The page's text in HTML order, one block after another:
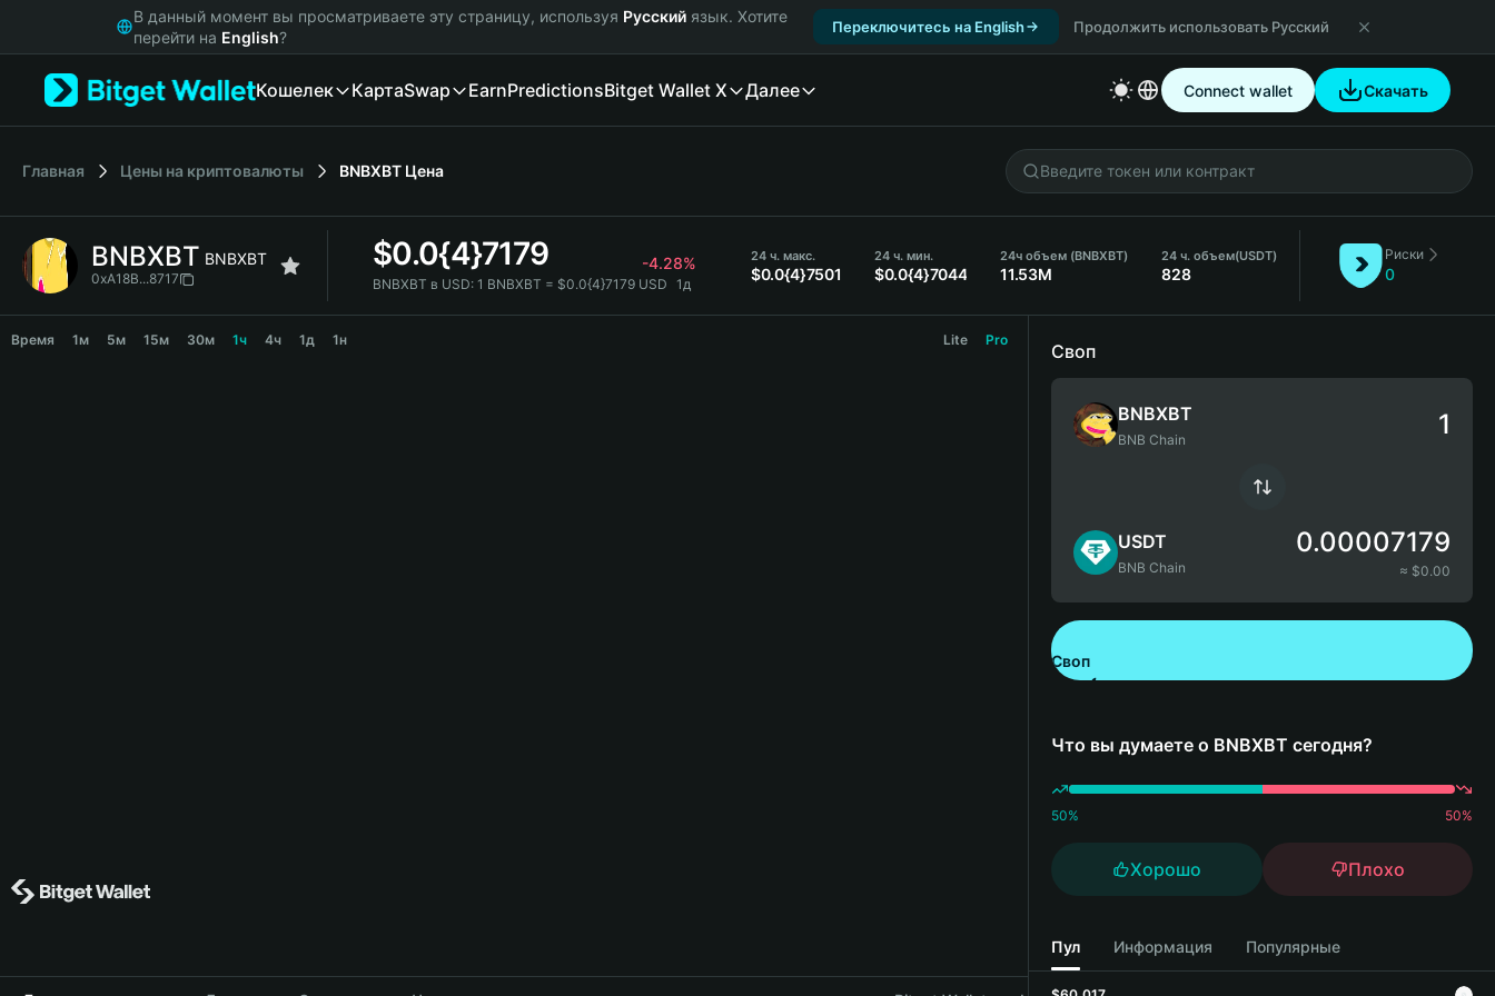
Русский
Italiano
简体中文
繁體中文
Bahasa Indonesia
В данный момент вы просматриваете эту страницу, используя Русский язык. Хотите
перейти на English?
Переключитесь на English Продолжить использовать Русский
Кошелек КартаSwap EarnPredictionsBitget Wallet X Далее Connect wallet Скачать
Главная Цены на криптовалюты BNBXBT Цена
BNBXBT BNBXBT
0xA18B...8717
$0.0{4}7179 -4.28%
BNBXBT в USD: 1 BNBXBT = $0.0{4}7179 USD 1д
24 ч. макс.
$0.0{4}7501
24 ч. мин.
$0.0{4}7044
24ч объем (BNBXBT)
11.53M
24 ч. объем(USDT)
828
Риски
0
Время 1м 5м 15м 30м 1ч 4ч 1д 1н Lite Pro
Своп
BNBXBT
BNB Chain
USDT
BNB Chain
0.00007179
≈ $0.00
Своп
Что вы думаете о BNBXBT сегодня?
50% 50%
Хорошо Плохо
Пул Информация Популярные